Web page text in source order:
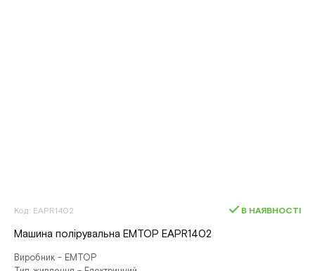
Код: EAPR1402 В НАЯВНОСТІ
Машина полірувальна EMTOP EAPR1402
Виробник - EMTOP